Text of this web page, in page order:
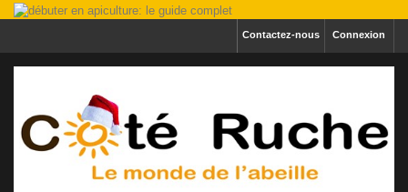
Connexion
Contactez-nous